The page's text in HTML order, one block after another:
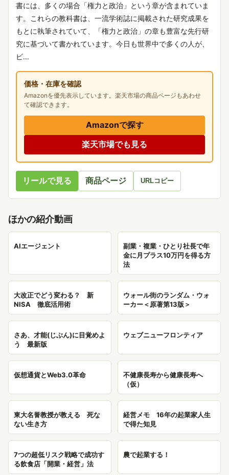
書には、多くの場合「権力と政治」という章が含まれていま
す。これらの教科書は、一流学術誌に掲載された研究成果を
もとに執筆されていて、「権力と政治」の章も豊富な先行研
究に基づいて書かれています。今日も世界中で多くの人が、
ビ...
価格・在庫を確認
Amazonを優先表示しています。楽天市場の商品ページもあわせ
て確認できます。
Amazonで探す
楽天市場でも見る
リールで見る 商品ページ URLコピー
ほかの紹介動画
AIエージェント
副業・複業・ひとり社長で年
金に月プラス10万円を得る方
法
大改正でどう変わる？ 新
NISA 徹底活用術
ウォール街のランダム・ウォ
ーカー＜原著第13版＞
さあ、才能(じぶん)に目覚めよ
う 最新版
ウェブニューフロンティア
仮想通貨とWeb3.0革命
不健康長寿から健康長寿へ
（仮）
東大名誉教授が教える 死な
ない生き方
経営メモ 16年の起業家人生
で得た知見
7つの超低リスク戦略で成功す
る飲食店「開業・経営」法
農で起業する！